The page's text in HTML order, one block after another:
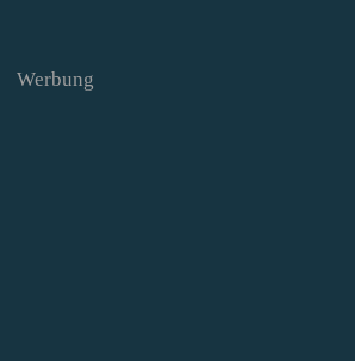
Werbung